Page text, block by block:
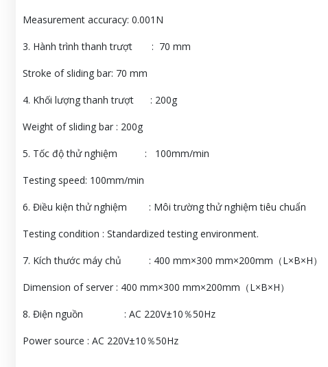
Measurement accuracy: 0.001N
3. Hành trình thanh trượt : 70 mm
Stroke of sliding bar: 70 mm
4. Khối lượng thanh trượt : 200g
Weight of sliding bar : 200g
5. Tốc độ thử nghiệm : 100mm/min
Testing speed: 100mm/min
6. Điều kiện thử nghiệm : Môi trường thử nghiệm tiêu chuẩn
Testing condition : Standardized testing environment.
7. Kích thước máy chủ : 400 mm×300 mm×200mm（L×B×H）
Dimension of server : 400 mm×300 mm×200mm（L×B×H）
8. Điện nguồn : AC 220V±10％50Hz
Power source : AC 220V±10％50Hz